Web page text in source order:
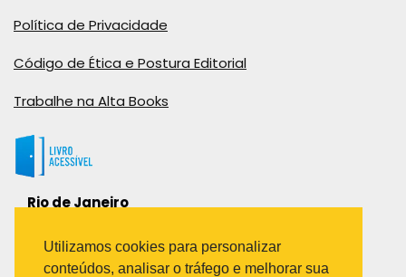
Política de Privacidade
Código de Ética e Postura Editorial
Trabalhe na Alta Books
Rio de Janeiro
Bairro Industrial do Jacaré
Rio de Janeiro – RJ – CEP: 20970-031
Utilizamos cookies para personalizar
conteúdos, analisar o tráfego e melhorar sua